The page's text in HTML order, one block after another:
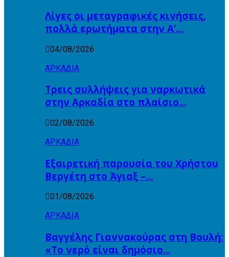
Λίγες οι μεταγραφικές κινήσεις,
πολλά ερωτήματα στην Α’…
04/08/2026
ΑΡΚΑΔΙΑ
Τρεις συλλήψεις για ναρκωτικά
στην Αρκαδία στο πλαίσιο…
02/08/2026
ΑΡΚΑΔΙΑ
Εξαιρετική παρουσία του Χρήστου
Βεργέτη στο Άγιαξ –…
01/08/2026
ΑΡΚΑΔΙΑ
Βαγγέλης Γιαννακούρας στη Βουλή:
«Το νερό είναι δημόσιο…